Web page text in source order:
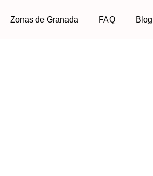
Zonas de Granada FAQ Blog